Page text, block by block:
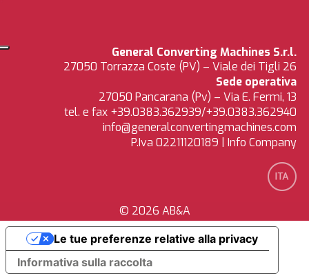
General Converting Machines S.r.l.
27050 Torrazza Coste (PV) – Viale dei Tigli 26
Sede operativa
27050 Pancarana (Pv) – Via E. Fermi, 13
tel. e fax +39.0383.362939/+39.0383.362940
info@generalconvertingmachines.com
P.Iva 02211120189 |Info Company
© 2026 AB&A
Informativa sulla raccolta
Le tue preferenze relative alla privacy